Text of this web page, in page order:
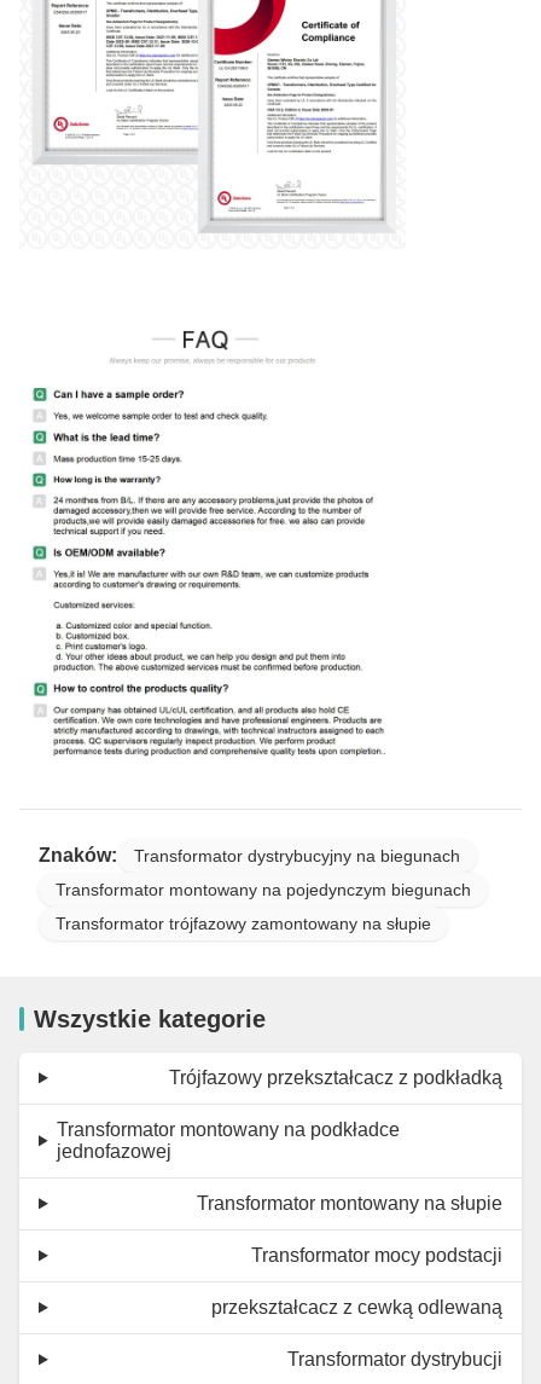
Znaków:
Transformator dystrybucyjny na biegunach
Transformator montowany na pojedynczym biegunach
Transformator trójfazowy zamontowany na słupie
Wszystkie kategorie
Trójfazowy przekształcacz z podkładką
Transformator montowany na podkładce
jednofazowej
Transformator montowany na słupie
Transformator mocy podstacji
przekształcacz z cewką odlewaną
Transformator dystrybucji